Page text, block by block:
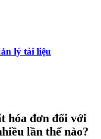
lý tài liệu
hóa đơn đối với
lần thế nào?